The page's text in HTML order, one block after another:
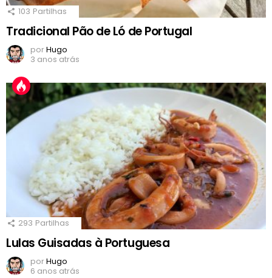
103 Partilhas
Tradicional Pão de Ló de Portugal
porHugo
3 anos atrás
293 Partilhas
Lulas Guisadas à Portuguesa
porHugo
6 anos atrás